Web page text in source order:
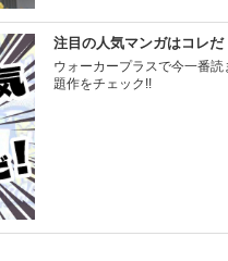
注目の人気マンガはコレだ
ウォーカープラスで今一番読
題作をチェック!!